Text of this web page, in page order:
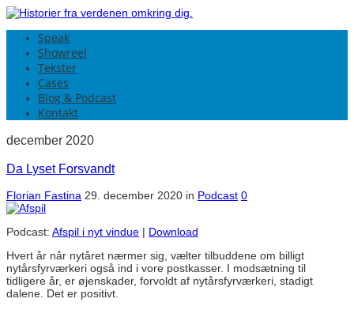
Speak
Showreel
Tekster
Cases
Blog & Podcast
Kontakt
december 2020
Da Lyset Forsvandt
Florian Fastina 29. december 2020 in Podcast 0
Podcast: Afspil i nyt vindue | Download
Hvert år når nytåret nærmer sig, vælter tilbuddene om billigt
nytårsfyrværkeri også ind i vore postkasser. I modsætning til
tidligere år, er øjenskader, forvoldt af nytårsfyrværkeri, stadigt
dalene. Det er positivt.